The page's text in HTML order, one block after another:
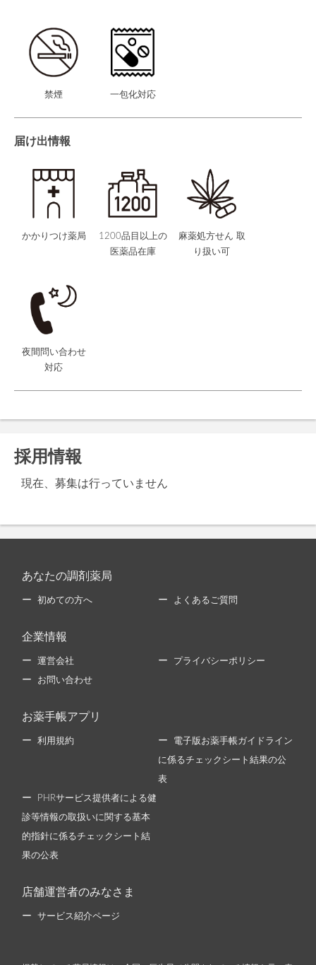
禁煙 一包化対応
届け出情報
かかりつけ薬局
1200品目以上の
医薬品在庫
麻薬処方せん 取
り扱い可
夜間問い合わせ
対応
採用情報
現在、募集は行っていません
あなたの調剤薬局
初めての方へ よくあるご質問
企業情報
運営会社 プライバシーポリシー
お問い合わせ
お薬手帳アプリ
利用規約 電子版お薬手帳ガイドライン
に係るチェックシート結果の公
表
PHRサービス提供者による健
診等情報の取扱いに関する基本
的指針に係るチェックシート結
果の公表
店舗運営者のみなさま
サービス紹介ページ